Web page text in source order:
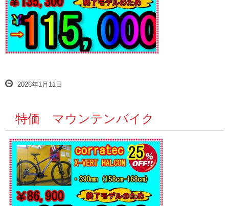
2026年1月11日
特価 マウンテンバイク